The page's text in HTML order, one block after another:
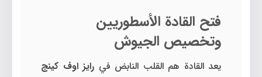
فتح القادة الأسطوريين
وتخصيص الجيوش
يعد القادة هم القلب النابض في رايز اوف كينج